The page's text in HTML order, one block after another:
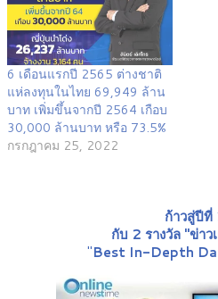
6 เดือนแรกปี 2565 ต่างชาติ
แห่ลงทุนในไทย 69,949 ล้าน
บาท เพิ่มขึ้นจากปี 2564 เกือบ
30,000 ล้านบาท หรือ 73.5%
กรกฎาคม 25, 2022
ก้าวสู่ปีที่
กับ 2 รางวัล "ข่าว
"Best In-Depth